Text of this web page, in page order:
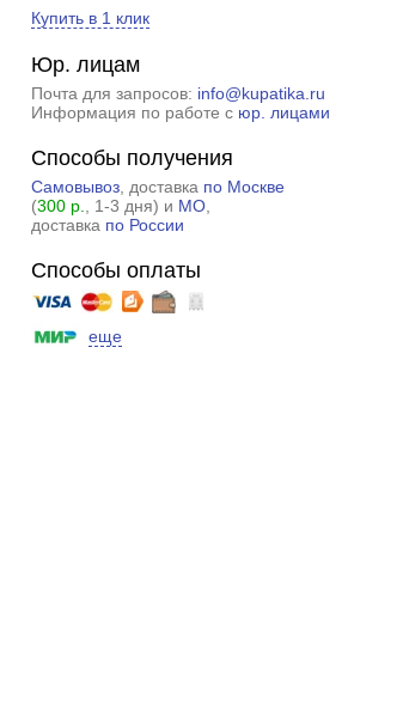
Купить в 1 клик
Юр. лицам
Почта для запросов: info@kupatika.ru
Информация по работе с юр. лицами
Способы получения
Самовывоз, доставка по Москве
(300 р. , 1-3 дня) и МО,
доставка по России
Способы оплаты
еще